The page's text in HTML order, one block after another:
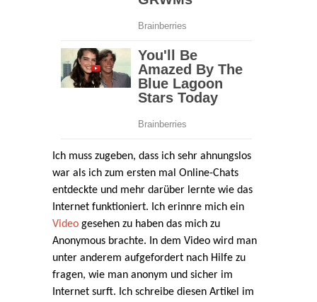
Ich muss zugeben, dass ich sehr ahnungslos
war als ich zum ersten mal Online-Chats
entdeckte und mehr darüber lernte wie das
Internet funktioniert. Ich erinnre mich ein
Video gesehen zu haben das mich zu
Anonymous brachte. In dem Video wird man
unter anderem aufgefordert nach Hilfe zu
fragen, wie man anonym und sicher im
Internet surft. Ich schreibe diesen Artikel im